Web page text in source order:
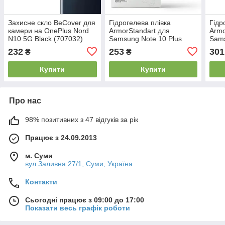
Захисне скло BeCover для
камери на OnePlus Nord
N10 5G Black (707032)
232 ₴
Купити
Гідрогелева плівка
ArmorStandart для
Samsung Note 10 Plus
прозора
253₴
Купити
301
Про нас
98% позитивних з 47 відгуків за рік
Працює з 24.09.2013
м. Суми
вул.Заливна 27/1, Суми, Україна
Контакти
Сьогодні працює з 09:00 до 17:00
Показати весь графік роботи